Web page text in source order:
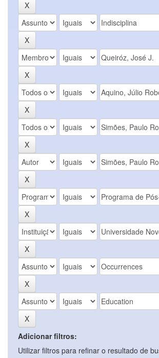
Adicionar filtros:
Utilizar filtros para refinar o resultado de